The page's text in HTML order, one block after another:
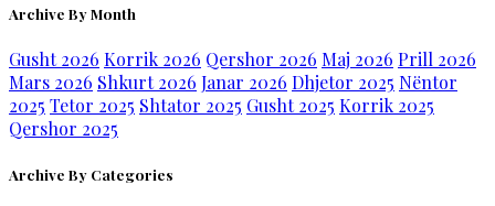
Archive By Month
Gusht 2026 Korrik 2026 Qershor 2026 Maj 2026 Prill 2026
Mars 2026 Shkurt 2026 Janar 2026 Dhjetor 2025 Nëntor
2025 Tetor 2025 Shtator 2025 Gusht 2025 Korrik 2025
Qershor 2025
Archive By Categories